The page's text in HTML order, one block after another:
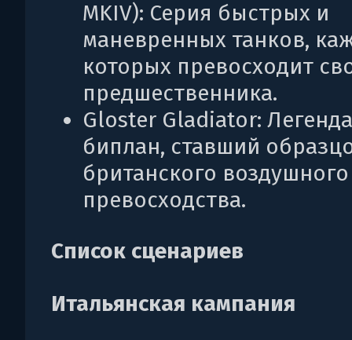
MKIV): Серия быстрых и
маневренных танков,
которых превосходит
предшественника.
Gloster Gladiator:
биплан, ставший
британского воздушного
превосходства.
Список сценариев
Итальянская кампания